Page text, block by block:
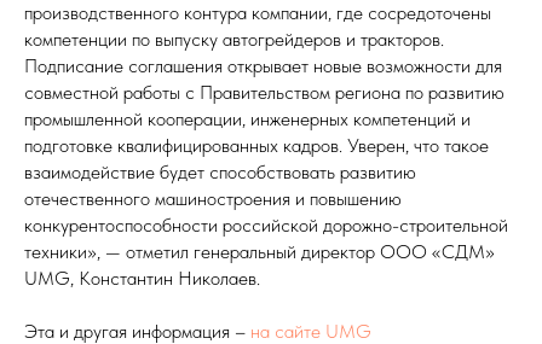
производственного контура компании, где сосредоточены
компетенции по выпуску автогрейдеров и тракторов.
Подписание соглашения открывает новые возможности для
совместной работы с Правительством региона по развитию
промышленной кооперации, инженерных компетенций и
подготовке квалифицированных кадров. Уверен, что такое
взаимодействие будет способствовать развитию
отечественного машиностроения и повышению
конкурентоспособности российской дорожно-строительной
техники», — отметил генеральный директор ООО «СДМ»
UMG, Константин Николаев.
Эта и другая информация – на сайте UMG